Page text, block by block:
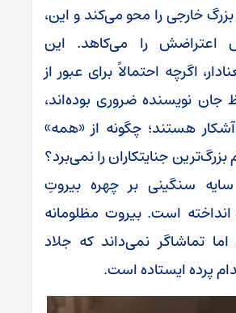
بزرگ خارجی را محو می‌کند و این،
اعتراضش را می‌کاهد. این
اگرچه احتمالاً برای عبور از
نویسنده ضروری بوده‌اند،
هستند؛ چگونه از «همه»
بزرگ‌ترین جنایتکاران را نمی‌برد؟
سنگینی بر چهره بیروتِ
است. بیروت مظلومانه
تماشاگر نمی‌داند که جلاد
پرده ایستاده است.